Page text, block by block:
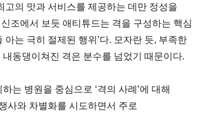
의 맛과 서비스를 제공하는 데만 정성을
조에서 보듯 애티튜드는 격을 구성하는 핵심
는 극히 절제된 행위’다. 모자란 듯, 부족한
동댕이쳐진 격은 분수를 넘었기 때문이다.
는 병원을 중심으로 ‘격의 사례’에 대해
사와 차별화를 시도하면서 주로